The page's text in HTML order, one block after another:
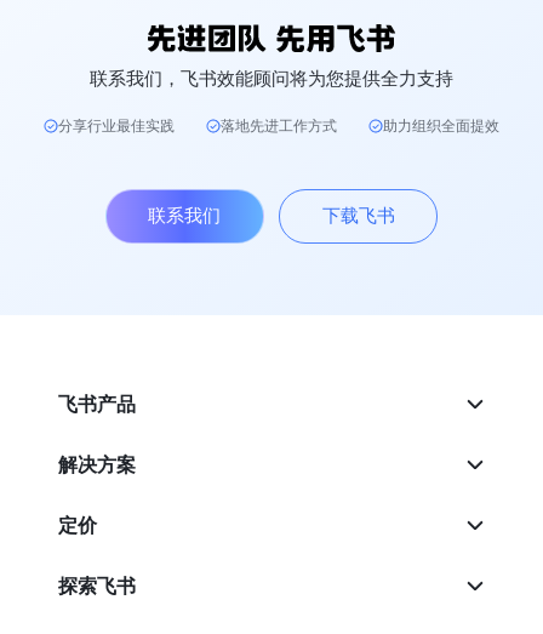
联系我们，飞书效能顾问将为您提供全力支持
分享行业最佳实践 落地先进工作方式 助力组织全面提效
联系我们 下载飞书
飞书产品
解决方案
定价
探索飞书